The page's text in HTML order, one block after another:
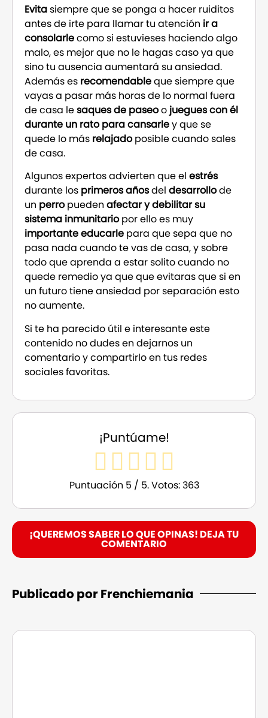
Evitasiempre que se ponga a hacer ruiditos
antes de irte para llamar tu atención ir a
consolarlecomo si estuvieses haciendo algo
malo, es mejor que no le hagas caso ya que
sino tu ausencia aumentará su ansiedad.
Además es recomendableque siempre que
vayas a pasar más horas de lo normal fuera
de casa lesaques de paseoo juegues con él
durante un rato para cansarley que se
quede lo más relajadoposible cuando sales
de casa.
Algunos expertos advierten que el estrés
durante los primeros añosdel desarrollode
un perropuedenafectar y debilitar su
sistema inmunitariopor ello es muy
importante educarle para que sepa que no
pasa nada cuando te vas de casa, y sobre
todo que aprenda a estar solito cuando no
quede remedio ya que que evitaras que si en
un futuro tiene ansiedad por separación esto
no aumente.
Si te ha parecido útil e interesante este
contenido no dudes en dejarnos un
comentario y compartirlo en tus redes
sociales favoritas.
¡Puntúame!
Puntuación 5 / 5. Votos: 363
¡QUEREMOS SABER LO QUE OPINAS! DEJA TU
COMENTARIO
Publicado por Frenchiemania